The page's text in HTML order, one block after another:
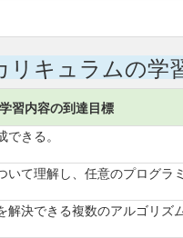
リキュラムの学
学習内容の到達目標
きる。
いて理解し、任意のプログラ
解決できる複数のアルゴリズ